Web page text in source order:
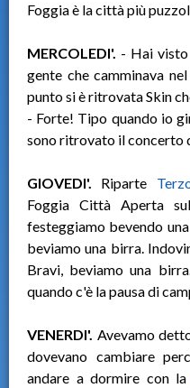
Foggia è la città più
MERCOLEDI'. - Hai
gente che camminava
punto si è ritrovata Skin
- Forte! Tipo quando io
sono ritrovato il concerto
GIOVEDI'. Riparte
Foggia Città Aperta
festeggiamo bevendo
beviamo una birra.
Bravi, beviamo una
quando c'è la pausa di
VENERDI'. Avevamo
dovevano cambiare
andare a dormire con la